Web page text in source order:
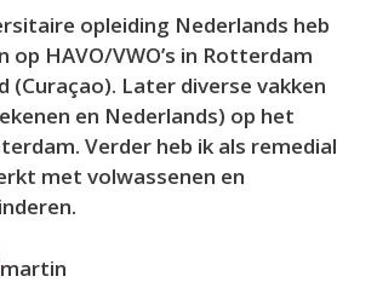
opleiding Nederlands heb
op HAVO/VWO’s in Rotterdam
(Curaçao). Later diverse vakken
en Nederlands) op het
Verder heb ik als remedial
met volwassenen en